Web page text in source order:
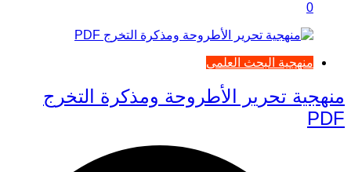
0
منهجية البحث العلمي
منهجية تحرير الأطروحة ومذكرة التخرج
PDF